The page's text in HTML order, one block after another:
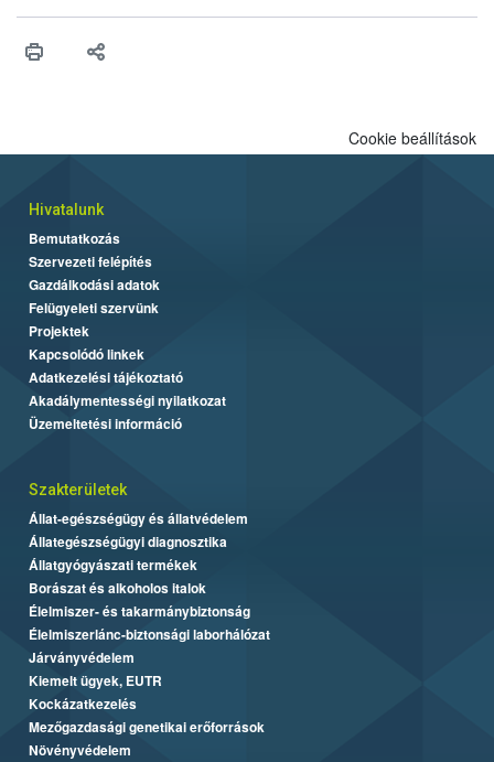
Cookie beállítások
Hivatalunk
Bemutatkozás
Szervezeti felépítés
Gazdálkodási adatok
Felügyeleti szervünk
Projektek
Kapcsolódó linkek
Adatkezelési tájékoztató
Akadálymentességi nyilatkozat
Üzemeltetési információ
Szakterületek
Állat-egészségügy és állatvédelem
Állategészségügyi diagnosztika
Állatgyógyászati termékek
Borászat és alkoholos italok
Élelmiszer- és takarmánybiztonság
Élelmiszerlánc-biztonsági laborhálózat
Járványvédelem
Kiemelt ügyek, EUTR
Kockázatkezelés
Mezőgazdasági genetikai erőforrások
Növényvédelem